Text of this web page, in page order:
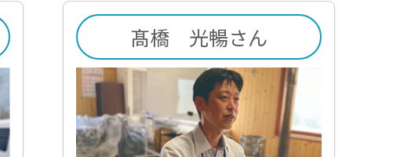
髙橋 光暢さん